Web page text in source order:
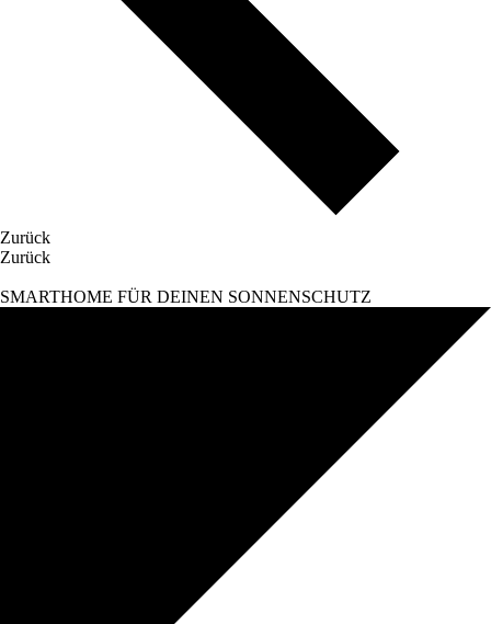
Zurück
Zurück
SMARTHOME FÜR DEINEN SONNENSCHUTZ